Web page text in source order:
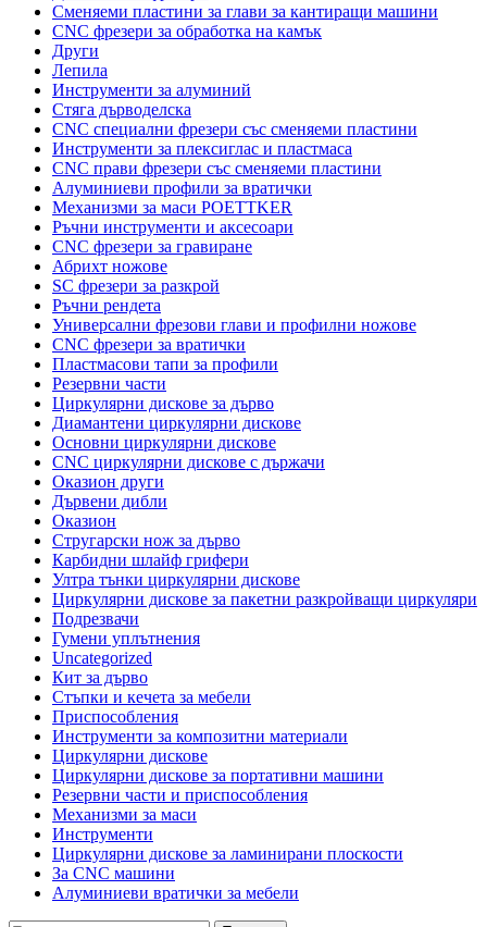
Сменяеми пластини за глави за кантиращи машини
CNC фрезери за обработка на камък
Други
Лепила
Инструменти за алуминий
Стяга дърводелска
CNC специални фрезери със сменяеми пластини
Инструменти за плексиглас и пластмаса
CNC прави фрезери със сменяеми пластини
Алуминиеви профили за вратички
Механизми за маси POETTKER
Ръчни инструменти и аксесоари
CNC фрезери за гравиране
Абрихт ножове
SC фрезери за разкрой
Ръчни рендета
Универсални фрезови глави и профилни ножове
CNC фрезери за вратички
Пластмасови тапи за профили
Резервни части
Циркулярни дискове за дърво
Диамантени циркулярни дискове
Основни циркулярни дискове
CNC циркулярни дискове с държачи
Оказион други
Дървени дибли
Оказион
Стругарски нож за дърво
Карбидни шлайф грифери
Ултра тънки циркулярни дискове
Циркулярни дискове за пакетни разкройващи циркуляри
Подрезвачи
Гумени уплътнения
Uncategorized
Кит за дърво
Стъпки и кечета за мебели
Приспособления
Инструменти за композитни материали
Циркулярни дискове
Циркулярни дискове за портативни машини
Резервни части и приспособления
Механизми за маси
Инструменти
Циркулярни дискове за ламинирани плоскости
За CNC машини
Алуминиеви вратички за мебели